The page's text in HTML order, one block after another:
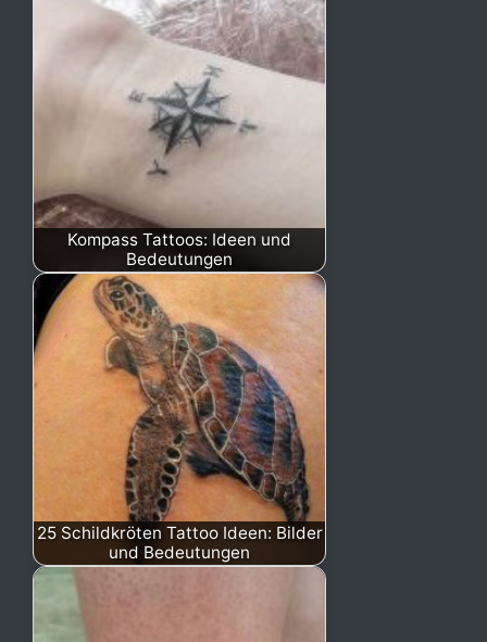
Kompass Tattoos: Ideen und
Bedeutungen
25 Schildkröten Tattoo Ideen: Bilder
und Bedeutungen